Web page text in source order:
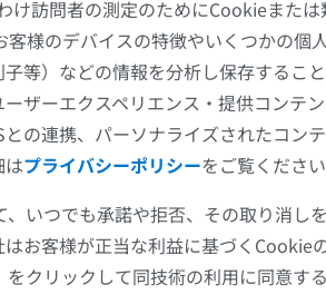
層動脈枝。後方へと走行し、後方椎骨
）および傍脊柱筋群に栄養を供給する
翻訳に問題がありますか？ 報告する
MRI
アム
MRI
MRI
下肢
X線画
無料
下肢
MRI
股関
MRI
訪問者の測定のためにCookieまたは
様のデバイスの特徴やいくつかの個
等）などの情報を分析し保存するこ
ザーエクスペリエンス・提供コンテ
の連携、パーソナライズされたコン
プライバシーポリシーをご覧ください
いつでも承諾や拒否、その取り消し
お客様が正当な利益に基づくCookie
クリックして同技術の利用に同意する